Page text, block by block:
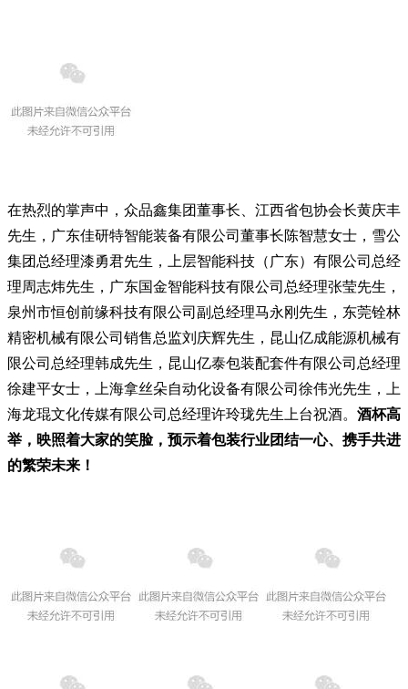
在热烈的掌声中，众品鑫集团董事长、江西省包协会长黄庆丰
先生，广东佳研特智能装备有限公司董事长陈智慧女士，雪公
集团总经理漆勇君先生，上层智能科技（广东）有限公司总经
理周志炜先生，广东国金智能科技有限公司总经理张莹先生，
泉州市恒创前缘科技有限公司副总经理马永刚先生，东莞铨林
精密机械有限公司销售总监刘庆辉先生，昆山亿成能源机械有
限公司总经理韩成先生，昆山亿泰包装配套件有限公司 总经理
徐建平女士，上海拿丝朵自动化设备有限公司徐伟光先生，上
海龙琨文化传媒有限公司总经理许玲珑先生上台祝酒。 酒杯高
举，映照着大家的笑脸，预示着包装行业团结一心、携手共进
的繁荣未来！